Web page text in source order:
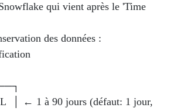
qui vient après le 'Time
des données :
│ ← 1 à 90 jours (défaut: 1 jour,